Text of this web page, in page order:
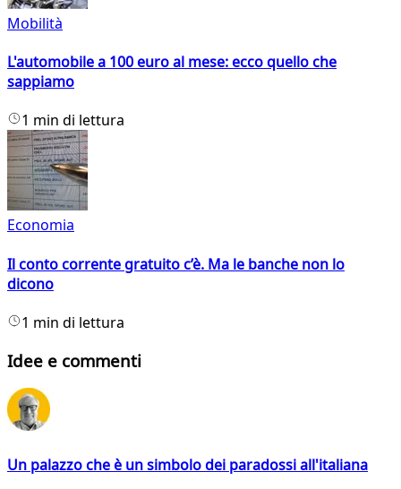
Mobilità
L'automobile a 100 euro al mese: ecco quello che
sappiamo
1 min di lettura
Economia
Il conto corrente gratuito c’è. Ma le banche non lo
dicono
1 min di lettura
Idee e commenti
Un palazzo che è un simbolo dei paradossi all'italiana